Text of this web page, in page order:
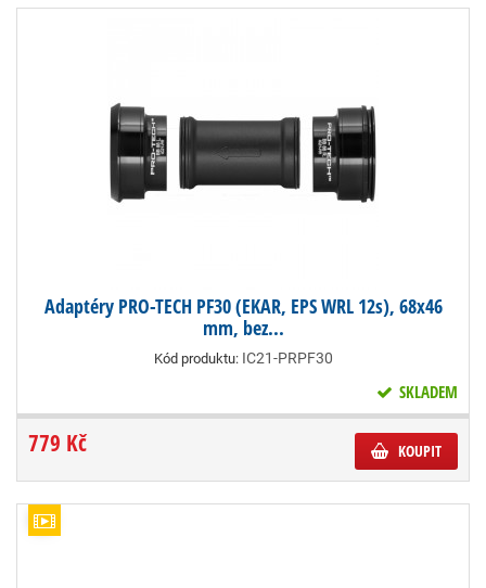
Adaptéry PRO-TECH PF30 (EKAR, EPS WRL 12s), 68x46
mm, bez...
Kód produktu: IC21-PRPF30
SKLADEM
779 Kč KOUPIT